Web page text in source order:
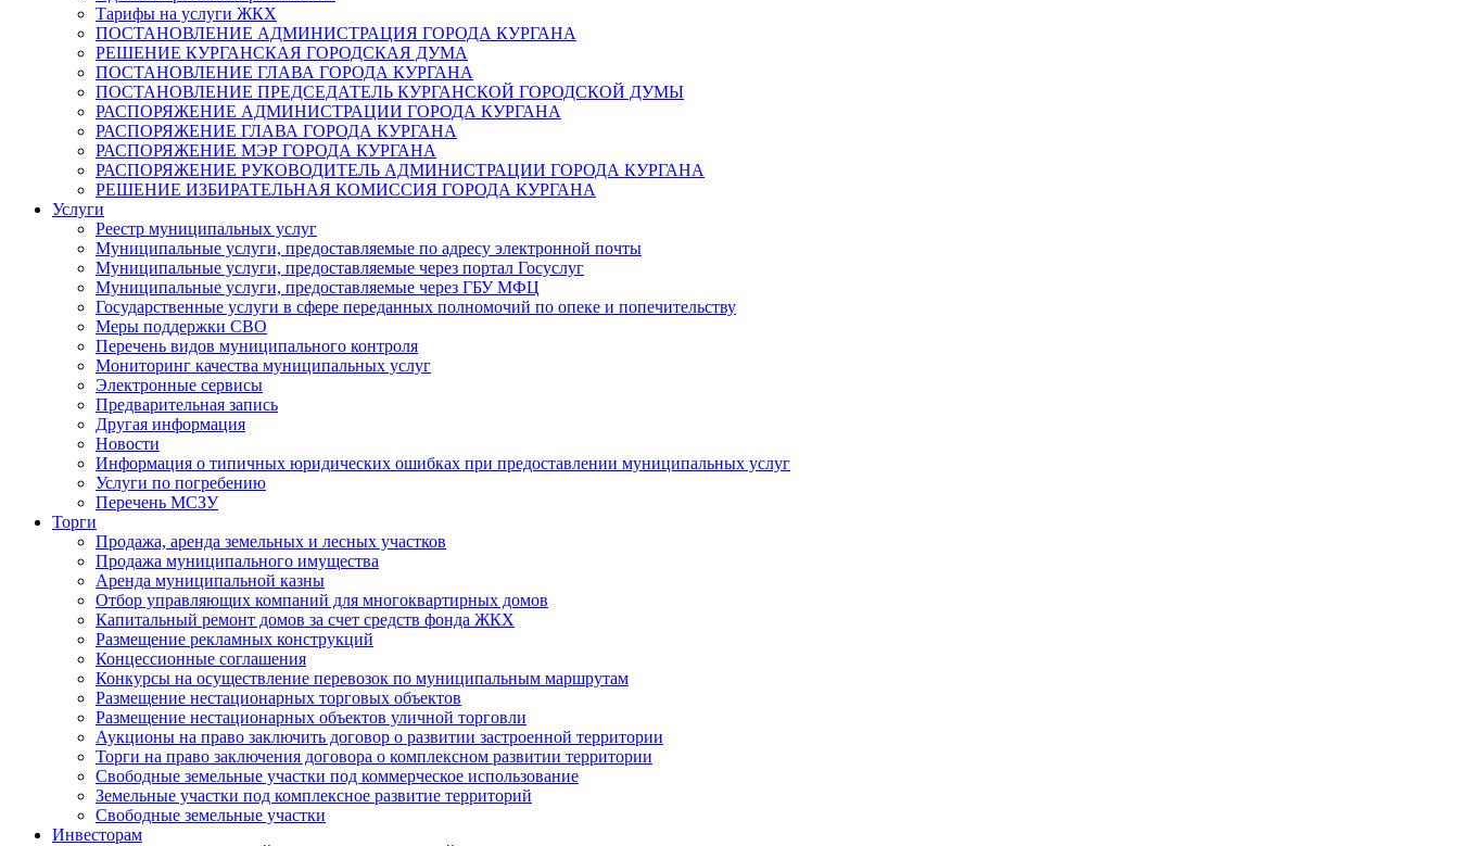
Тарифы на услуги ЖКХ
ПОСТАНОВЛЕНИЕ АДМИНИСТРАЦИЯ ГОРОДА КУРГАНА
РЕШЕНИЕ КУРГАНСКАЯ ГОРОДСКАЯ ДУМА
ПОСТАНОВЛЕНИЕ ГЛАВА ГОРОДА КУРГАНА
ПОСТАНОВЛЕНИЕ ПРЕДСЕДАТЕЛЬ КУРГАНСКОЙ ГОРОДСКОЙ ДУМЫ
РАСПОРЯЖЕНИЕ АДМИНИСТРАЦИИ ГОРОДА КУРГАНА
РАСПОРЯЖЕНИЕ ГЛАВА ГОРОДА КУРГАНА
РАСПОРЯЖЕНИЕ МЭР ГОРОДА КУРГАНА
РАСПОРЯЖЕНИЕ РУКОВОДИТЕЛЬ АДМИНИСТРАЦИИ ГОРОДА КУРГАНА
РЕШЕНИЕ ИЗБИРАТЕЛЬНАЯ КОМИССИЯ ГОРОДА КУРГАНА
Услуги
Реестр муниципальных услуг
Муниципальные услуги, предоставляемые по адресу электронной почты
Муниципальные услуги, предоставляемые через портал Госуслуг
Муниципальные услуги, предоставляемые через ГБУ МФЦ
Государственные услуги в сфере переданных полномочий по опеке и попечительству
Меры поддержки СВО
Перечень видов муниципального контроля
Мониторинг качества муниципальных услуг
Электронные сервисы
Предварительная запись
Другая информация
Новости
Информация о типичных юридических ошибках при предоставлении муниципальных услуг
Услуги по погребению
Перечень МСЗУ
Торги
Продажа, аренда земельных и лесных участков
Продажа муниципального имущества
Аренда муниципальной казны
Отбор управляющих компаний для многоквартирных домов
Капитальный ремонт домов за счет средств фонда ЖКХ
Размещение рекламных конструкций
Концессионные соглашения
Конкурсы на осуществление перевозок по муниципальным маршрутам
Размещение нестационарных торговых объектов
Размещение нестационарных объектов уличной торговли
Аукционы на право заключить договор о развитии застроенной территории
Торги на право заключения договора о комплексном развитии территории
Свободные земельные участки под коммерческое использование
Земельные участки под комплексное развитие территорий
Свободные земельные участки
Инвесторам